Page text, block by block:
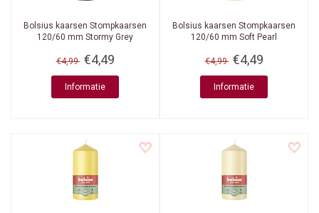
Bolsius kaarsen Stompkaarsen
120/60 mm Stormy Grey
€4,99 €4,49
Informatie
Bolsius kaarsen Stompkaarsen
120/60 mm Soft Pearl
€4,99 €4,49
Informatie